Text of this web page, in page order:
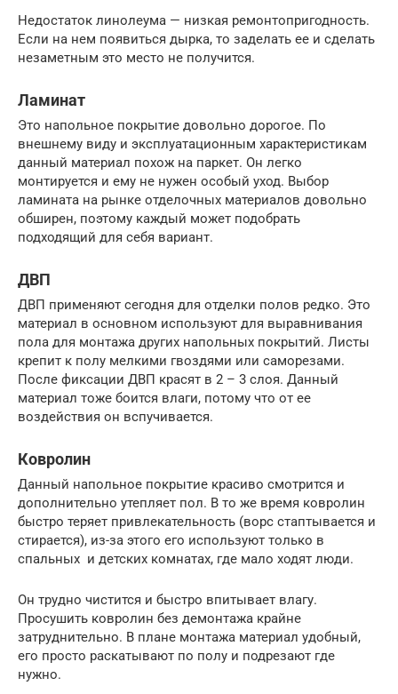
Недостаток линолеума — низкая ремонтопригодность.
Если на нем появиться дырка, то заделать ее и сделать
незаметным это место не получится.
Ламинат
Это напольное покрытие довольно дорогое. По
внешнему виду и эксплуатационным характеристикам
данный материал похож на паркет. Он легко
монтируется и ему не нужен особый уход. Выбор
ламината на рынке отделочных материалов довольно
обширен, поэтому каждый может подобрать
подходящий для себя вариант.
ДВП
ДВП применяют сегодня для отделки полов редко. Это
материал в основном используют для выравнивания
пола для монтажа других напольных покрытий. Листы
крепит к полу мелкими гвоздями или саморезами.
После фиксации ДВП красят в 2 – 3 слоя. Данный
материал тоже боится влаги, потому что от ее
воздействия он вспучивается.
Ковролин
Данный напольное покрытие красиво смотрится и
дополнительно утепляет пол. В то же время ковролин
быстро теряет привлекательность (ворс стаптывается и
стирается), из-за этого его используют только в
спальных и детских комнатах, где мало ходят люди.
Он трудно чистится и быстро впитывает влагу.
Просушить ковролин без демонтажа крайне
затруднительно. В плане монтажа материал удобный,
его просто раскатывают по полу и подрезают где
нужно.